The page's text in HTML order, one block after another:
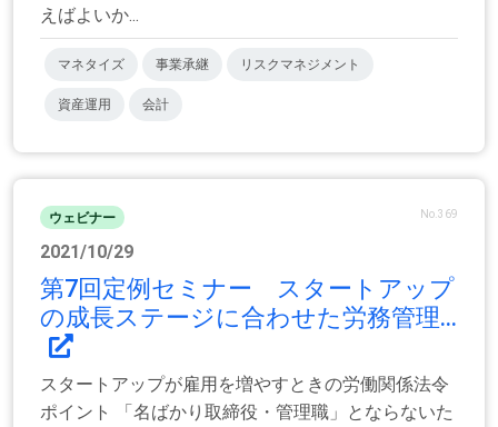
えばよいか...
マネタイズ 事業承継 リスクマネジメント
資産運用 会計
ウェビナー No.369
2021/10/29
第7回定例セミナー スタートアップ
の成長ステージに合わせた労務管理...
スタートアップが雇用を増やすときの労働関係法令
ポイント 「名ばかり取締役・管理職」とならないた